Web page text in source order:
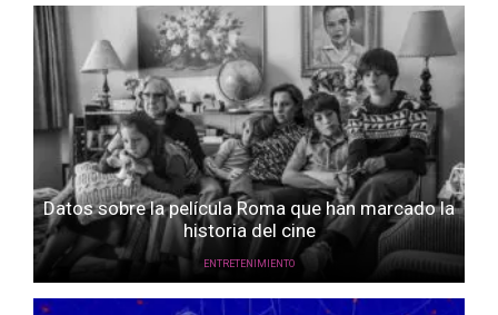
Datos sobre la película Roma que han marcado la
historia del cine
ENTRETENIMIENTO